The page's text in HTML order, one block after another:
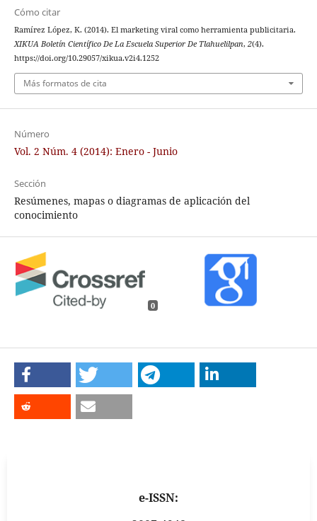
Cómo citar
Ramírez López, K. (2014). El marketing viral como herramienta publicitaria.
XIKUA Boletín Científico De La Escuela Superior De Tlahuelilpan, 2(4).
https://doi.org/10.29057/xikua.v2i4.1252
Más formatos de cita
Número
Vol. 2 Núm. 4 (2014): Enero - Junio
Sección
Resúmenes, mapas o diagramas de aplicación del
conocimiento
0
e-ISSN: